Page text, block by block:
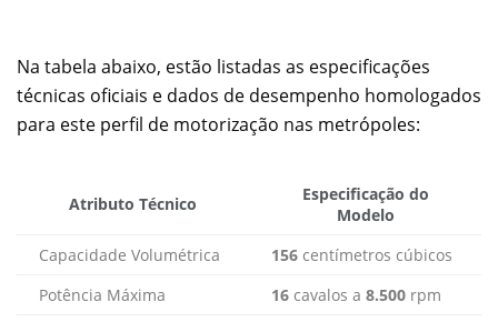
Na tabela abaixo, estão listadas as especificações
técnicas oficiais e dados de desempenho homologados
para este perfil de motorização nas metrópoles:
Atributo Técnico
Especificação do
Modelo
Capacidade Volumétrica
156 centímetros cúbicos
Potência Máxima
16 cavalos a 8.500 rpm